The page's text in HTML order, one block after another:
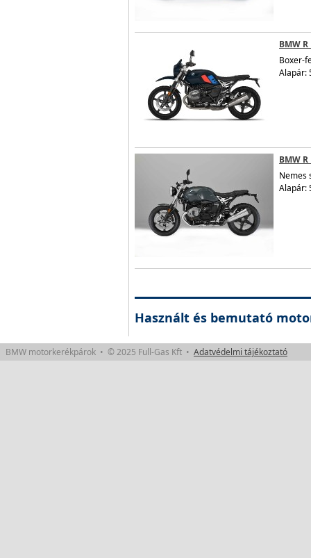
BMW
Boxer-
Alapár:
BMW
Nemes
Alapár:
Használt és bemutató
BMW motorkerékpárok • © 2025 Full-Gas Kft • Adatvédelmi tájékoztató